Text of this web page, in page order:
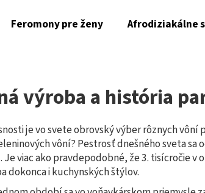
Feromony pre ženy Afrodiziakálne
výroba a história
je vo svete obrovský výber rôznych
vôní? Pestrosť dnešného sveta
Je viac ako pravdepodobné, že 3. tisícročie
dokonca i kuchynských štýlov.
Odporúčame